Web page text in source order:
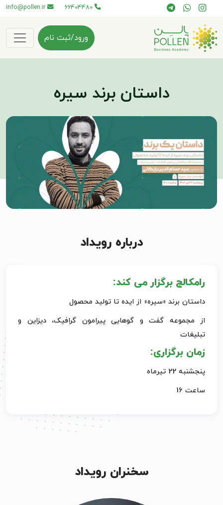
66404480
info@pollen.ir
ورود/ثبت نام
داستان برند سیره
درباره رویداد
رامکالج برگزار می کند:
داستان برند «سیره» از ایده تا تولید محصول
از مجموعه گفت و گوهایی پیرامون گرافیک، دیزاین و
تبلیغات
زمان برگزاری:
پنجشنبه 22 تیرماه
ساعت 16
سخنران رویداد